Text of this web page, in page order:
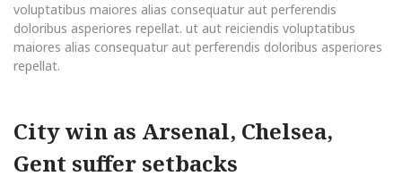
voluptatibus maiores alias consequatur aut perferendis
doloribus asperiores repellat. ut aut reiciendis voluptatibus
maiores alias consequatur aut perferendis doloribus asperiores
repellat.
City win as Arsenal, Chelsea,
Gent suffer setbacks